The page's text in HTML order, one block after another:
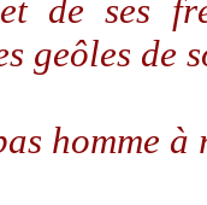
de ses
geôles de
homme à